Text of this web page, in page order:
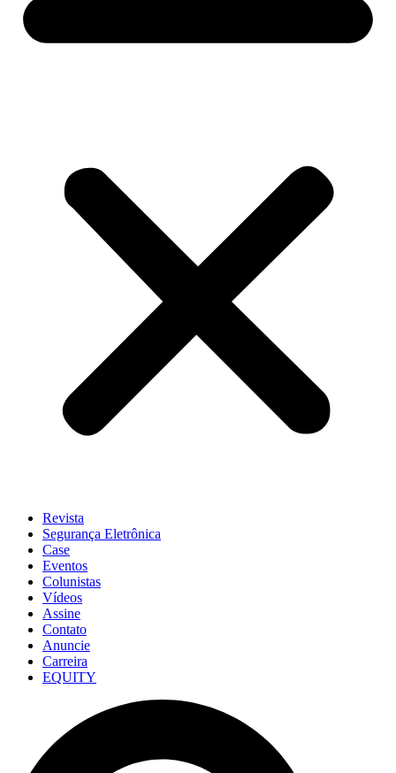
Revista
Segurança Eletrônica
Case
Eventos
Colunistas
Vídeos
Assine
Contato
Anuncie
Carreira
EQUITY